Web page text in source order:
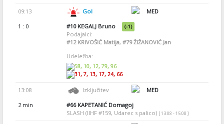
09:13 Gol
MED
1 : 0
#10KEGALJ Bruno (-1)
Podajalci:
#12KRIVOŠIĆ Matija, #79ŽIŽANOVIĆ Jan
Udeležba:
58, 10, 12, 79, 96
31, 7, 13, 17, 24, 66
13:08 Izključitev
MED
2 min
#66KAPETANIĆ Domagoj
SLASH (IIHF #159, Udarec s palico) [ 13:08 - 15:08 ]